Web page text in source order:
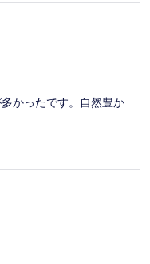
かったです。自然豊か